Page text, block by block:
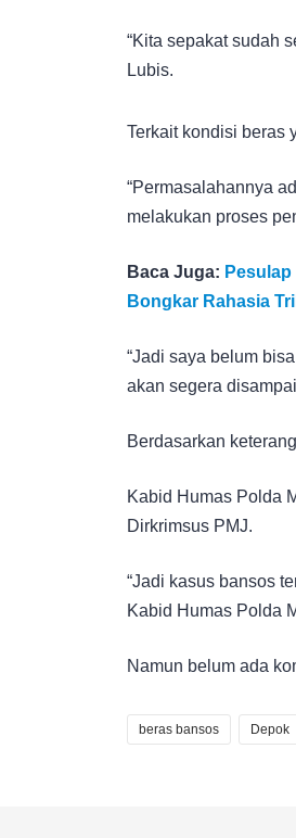
“Kita sepakat sudah
Lubis.
Terkait kondisi beras
“Permasalahannya
melakukan proses
Baca Juga:
Bongkar Rahasia
“Jadi saya belum
akan segera
Berdasarkan
Kabid Humas Polda
Dirkrimsus PMJ.
“Jadi kasus bansos
Kabid Humas Polda
Namun belum ada
beras bansos Depok